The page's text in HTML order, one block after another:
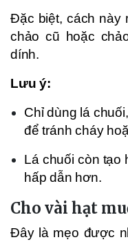
Đặc biệt, cách này
chảo cũ hoặc
dính.
Lưu ý:
Chỉ dùng lá
để tránh cháy
Lá chuối còn tạo
hấp dẫn hơn.
Cho vài hạt
Đây là mẹo được